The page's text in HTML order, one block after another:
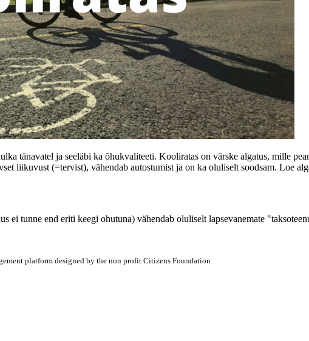
tänavatel ja seeläbi ka õhukvaliteeti. Kooliratas on värske algatus, mille
liikuvust (=tervist), vähendab autostumist ja on ka oluliselt soodsam. Loe
ei tunne end eriti keegi ohutuna) vähendab oluliselt lapsevanemate
platform designed by the non profit Citizens Foundation